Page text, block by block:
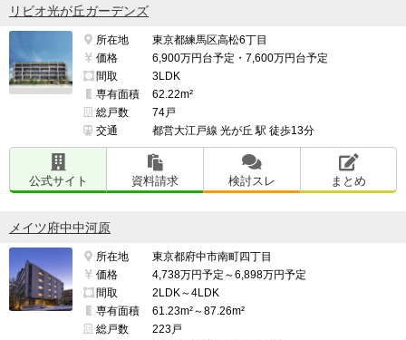
リビオ光が丘ガーデンズ
所在地
東京都練馬区高松6丁目
価格
6,900万円台予定・7,600万円台予定
間取
3LDK
専有面積
62.22m²
総戸数
74戸
交通
都営大江戸線 光が丘 駅 徒歩13分
公式サイト 資料請求 検討スレ まとめ
メイツ府中中河原
所在地
東京都府中市南町四丁目
価格
4,738万円予定～6,898万円予定
間取
2LDK～4LDK
専有面積
61.23m²～87.26m²
総戸数
223戸